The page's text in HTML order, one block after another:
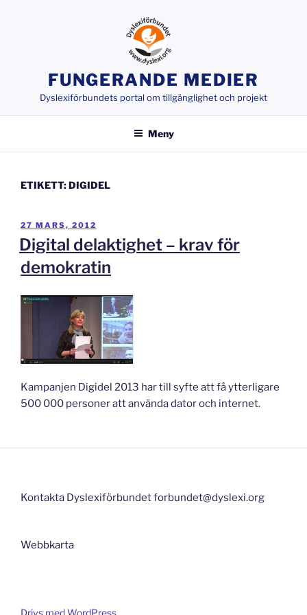
FUNGERANDE MEDIER
Dyslexiförbundets portal om tillgänglighet och projekt
Meny
ETIKETT:DIGIDEL
PUBLICERAT
27 MARS, 2012
Digital delaktighet – krav för
demokratin
Kampanjen Digidel 2013 har till syfte att få ytterligare
500 000 personer att använda dator och internet.
Kontakta Dyslexiförbundet forbundet@dyslexi.org
Webbkarta